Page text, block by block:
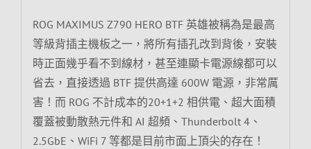
ROG MAXIMUS Z790 HERO BTF 英雄被稱為是最高
等級背插主機板之一，將所有插孔改到背後，安裝
時正面幾乎看不到線材，甚至連顯卡電源線都可以
省去，直接透過 BTF 提供高達 600W 電源，非常厲
害！而 ROG 不計成本的20+1+2 相供電、超大面積
覆蓋被動散熱元件和 AI 超頻、Thunderbolt 4、
2.5GbE、WiFi 7 等都是目前市面上頂尖的存在！